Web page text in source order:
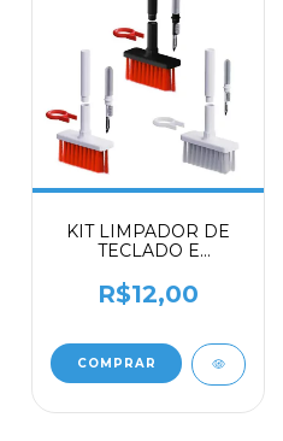
KIT LIMPADOR DE
TECLADO E
R$12,00
COMPRAR